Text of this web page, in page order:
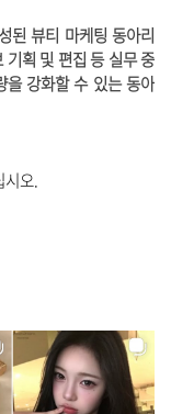
된 뷰티 마케팅 동아리
획 및 편집 등 실무 중
을 강화할 수 있는 동아
시오.